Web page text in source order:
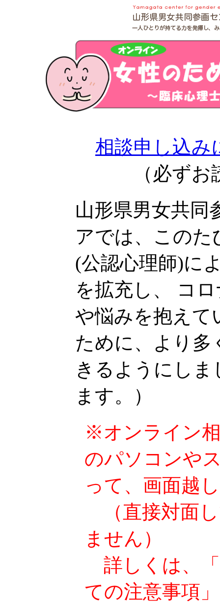
相談申し込み
（必ず
山形県男女共同
アでは、このた
(公認心理師)に
を拡充し、 コ
や悩みを抱えて
ために、より多
きるようにし
ます。）
※オンライン
のパソコンや
って、画面越
（直接対面
ません）
詳しくは、
ての注意事項